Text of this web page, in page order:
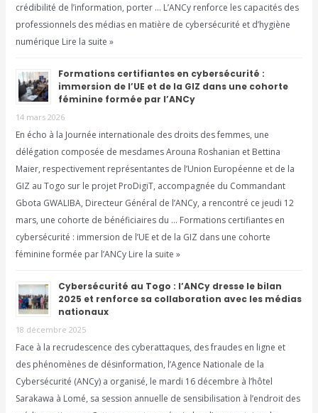
crédibilité de l’information, porter … L’ANCy renforce les capacités des
professionnels des médias en matière de cybersécurité et d’hygiène
numérique Lire la suite »
Formations certifiantes en cybersécurité :
immersion de l’UE et de la GIZ dans une cohorte
féminine formée par l’ANCy
14 mars 2026
En écho à la Journée internationale des droits des femmes, une
délégation composée de mesdames Arouna Roshanian et Bettina
Maier, respectivement représentantes de l’Union Européenne et de la
GIZ au Togo sur le projet ProDigiT, accompagnée du Commandant
Gbota GWALIBA, Directeur Général de l’ANCy, a rencontré ce jeudi 12
mars, une cohorte de bénéficiaires du … Formations certifiantes en
cybersécurité : immersion de l’UE et de la GIZ dans une cohorte
féminine formée par l’ANCy Lire la suite »
Cybersécurité au Togo : l’ANCy dresse le bilan
2025 et renforce sa collaboration avec les médias
nationaux
18 décembre 2025
Face à la recrudescence des cyberattaques, des fraudes en ligne et
des phénomènes de désinformation, l’Agence Nationale de la
Cybersécurité (ANCy) a organisé, le mardi 16 décembre à l’hôtel
Sarakawa à Lomé, sa session annuelle de sensibilisation à l’endroit des